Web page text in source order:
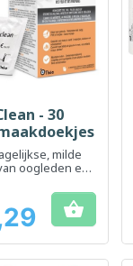
bekijken
- 30
milde
oogleden en
